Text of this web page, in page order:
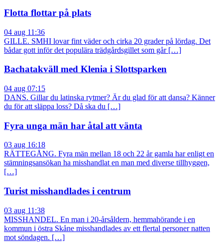
Flotta flottar på plats
04 aug 11:36
GILLE. SMHI lovar fint väder och cirka 20 grader på lördag. Det
bådar gott inför det populära trädgårdsgillet som går […]
Bachatakväll med Klenia i Slottsparken
04 aug 07:15
DANS. Gillar du latinska rytmer? Är du glad för att dansa? Känner
du för att släppa loss? Då ska du […]
Fyra unga män har åtal att vänta
03 aug 16:18
RÄTTEGÅNG. Fyra män mellan 18 och 22 år gamla har enligt en
stämningsansökan ha misshandlat en man med diverse tillhyggen,
[…]
Turist misshandlades i centrum
03 aug 11:38
MISSHANDEL. En man i 20-årsåldern, hemmahörande i en
kommun i östra Skåne misshandlades av ett flertal personer natten
mot söndagen. […]